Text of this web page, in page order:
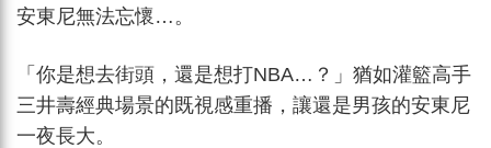
安東尼無法忘懷…。
「你是想去街頭，還是想打NBA…？」猶如灌籃高手
三井壽經典場景的既視感重播，讓還是男孩的安東尼
一夜長大。